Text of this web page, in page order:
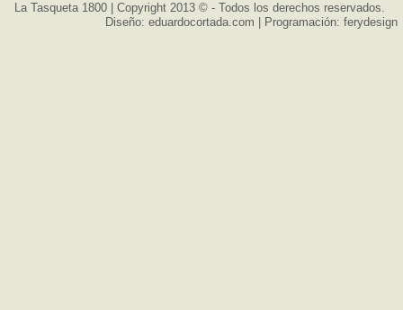
La Tasqueta 1800 | Copyright 2013 © - Todos los derechos reservados.
Diseño: eduardocortada.com | Programación: ferydesign